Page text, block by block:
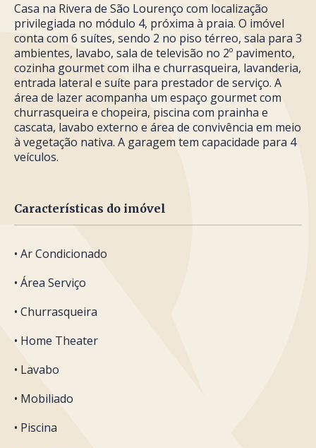
Casa na Rivera de São Lourenço com localização
privilegiada no módulo 4, próxima à praia. O imóvel
conta com 6 suítes, sendo 2 no piso térreo, sala para 3
ambientes, lavabo, sala de televisão no 2º pavimento,
cozinha gourmet com ilha e churrasqueira, lavanderia,
entrada lateral e suíte para prestador de serviço. A
área de lazer acompanha um espaço gourmet com
churrasqueira e chopeira, piscina com prainha e
cascata, lavabo externo e área de convivência em meio
à vegetação nativa. A garagem tem capacidade para 4
veículos.
Características do imóvel
• Ar Condicionado
• Área Serviço
• Churrasqueira
• Home Theater
• Lavabo
• Mobiliado
• Piscina